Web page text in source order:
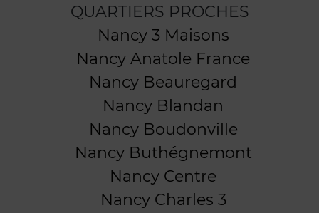
QUARTIERS PROCHES
Nancy 3 Maisons
Nancy Anatole France
Nancy Beauregard
Nancy Blandan
Nancy Boudonville
Nancy Buthégnemont
Nancy Centre
Nancy Charles 3